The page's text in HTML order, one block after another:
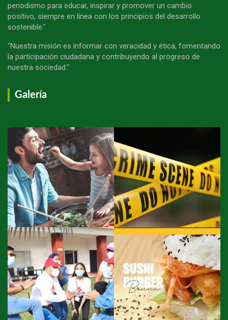
periodismo para educar, inspirar y promover un cambio
positivo, siempre en línea con los principios del desarrollo
sostenible."
"Nuestra misión es informar con veracidad y ética, fomentando
la participación ciudadana y contribuyendo al progreso de
nuestra sociedad."
Galería